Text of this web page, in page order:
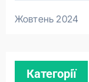
Жовтень 2024
Категорії